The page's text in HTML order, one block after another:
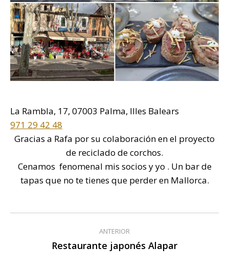
La Rambla, 17, 07003 Palma, Illes Balears
971 29 42 48
Gracias a Rafa por su colaboración en el proyecto
de reciclado de corchos.
Cenamos fenomenal mis socios y yo . Un bar de
tapas que no te tienes que perder en Mallorca.
Navegación
entre
ANTERIOR
Publicación
Restaurante japonés Alapar